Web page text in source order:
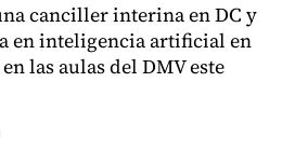
canciller interina en DC y
en inteligencia artificial en
las aulas del DMV este